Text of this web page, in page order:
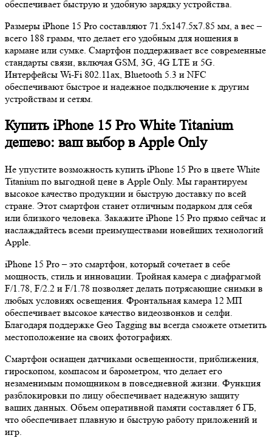
обеспечивает быструю и удобную зарядку устройства.
Размеры iPhone 15 Pro составляют 71.5x147.5x7.85 мм, а вес –
всего 188 грамм, что делает его удобным для ношения в
кармане или сумке. Смартфон поддерживает все современные
стандарты связи, включая GSM, 3G, 4G LTE и 5G.
Интерфейсы Wi-Fi 802.11ax, Bluetooth 5.3 и NFC
обеспечивают быстрое и надежное подключение к другим
устройствам и сетям.
Купить iPhone 15 Pro White Titanium
дешево: ваш выбор в Apple Only
Не упустите возможность купить iPhone 15 Pro в цвете White
Titanium по выгодной цене в Apple Only. Мы гарантируем
высокое качество продукции и быструю доставку по всей
стране. Этот смартфон станет отличным подарком для себя
или близкого человека. Закажите iPhone 15 Pro прямо сейчас и
наслаждайтесь всеми преимуществами новейших технологий
Apple.
iPhone 15 Pro – это смартфон, который сочетает в себе
мощность, стиль и инновации. Тройная камера с диафрагмой
F/1.78, F/2.2 и F/1.78 позволяет делать потрясающие снимки в
любых условиях освещения. Фронтальная камера 12 МП
обеспечивает высокое качество видеозвонков и селфи.
Благодаря поддержке Geo Tagging вы всегда сможете отметить
местоположение на своих фотографиях.
Смартфон оснащен датчиками освещенности, приближения,
гироскопом, компасом и барометром, что делает его
незаменимым помощником в повседневной жизни. Функция
разблокировки по лицу обеспечивает надежную защиту
ваших данных. Объем оперативной памяти составляет 6 ГБ,
что обеспечивает плавную и быструю работу приложений и
игр.